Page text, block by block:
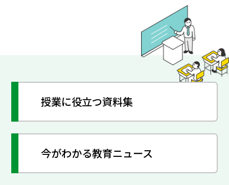
授業に役立つ資料集
今がわかる教育ニュース